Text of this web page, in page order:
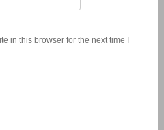
in this browser for the next time I